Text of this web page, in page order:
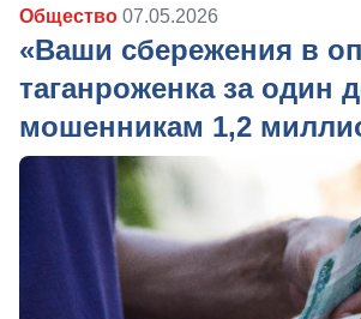
Общество 07.05.2026
«Ваши сбережения в
таганроженка за один
мошенникам 1,2